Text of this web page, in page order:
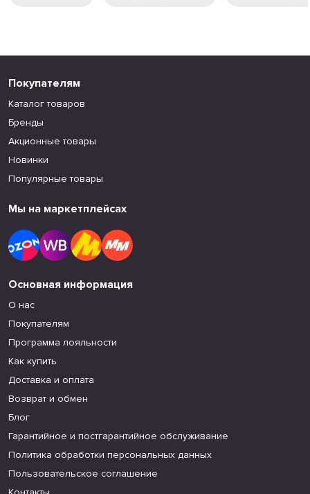
Покупателям
Каталог товаров
Бренды
Акционные товары
Новинки
Популярные товары
Мы на маркетплейсах
Основная информация
О нас
Покупателям
Программа лояльности
Как купить
Доставка и оплата
Возврат и обмен
Блог
Гарантийное и постгарантийное обслуживание
Политика обработки персональных данных
Пользовательское соглашение